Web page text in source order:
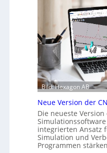
f
t
s
f
ü
h
r
n
g
s
c
h
r
i
t
e
b
i
N
a
Bild: Hexagon AB
Neue Version der
Die neueste Version
Simulationssoftware
integrierten Ansatz
Simulation und
Programmen